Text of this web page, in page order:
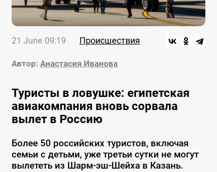
21 June 09:19 Происшествия
Автор: Анастасия Иванова
Туристы в ловушке: египетская
авиакомпания вновь сорвала
вылет в Россию
Более 50 российских туристов, включая
семьи с детьми, уже третьи сутки не могут
вылететь из Шарм-эш-Шейха в Казань.